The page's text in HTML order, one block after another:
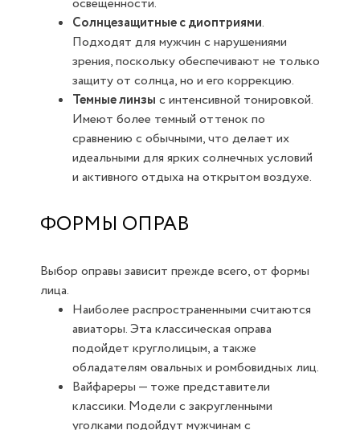
Солнцезащитные с диоптриями.
Подходят для мужчин с нарушениями
зрения, поскольку обеспечивают не только
защиту от солнца, но и его коррекцию.
Темные линзы с интенсивной тонировкой.
Имеют более темный оттенок по
сравнению с обычными, что делает их
идеальными для ярких солнечных условий
и активного отдыха на открытом воздухе.
ФОРМЫ ОПРАВ
Выбор оправы зависит прежде всего, от формы
лица.
Наиболее распространенными считаются
авиаторы. Эта классическая оправа
подойдет круглолицым, а также
обладателям овальных и ромбовидных лиц.
Вайфареры — тоже представители
классики. Модели с закругленными
уголками подойдут мужчинам с